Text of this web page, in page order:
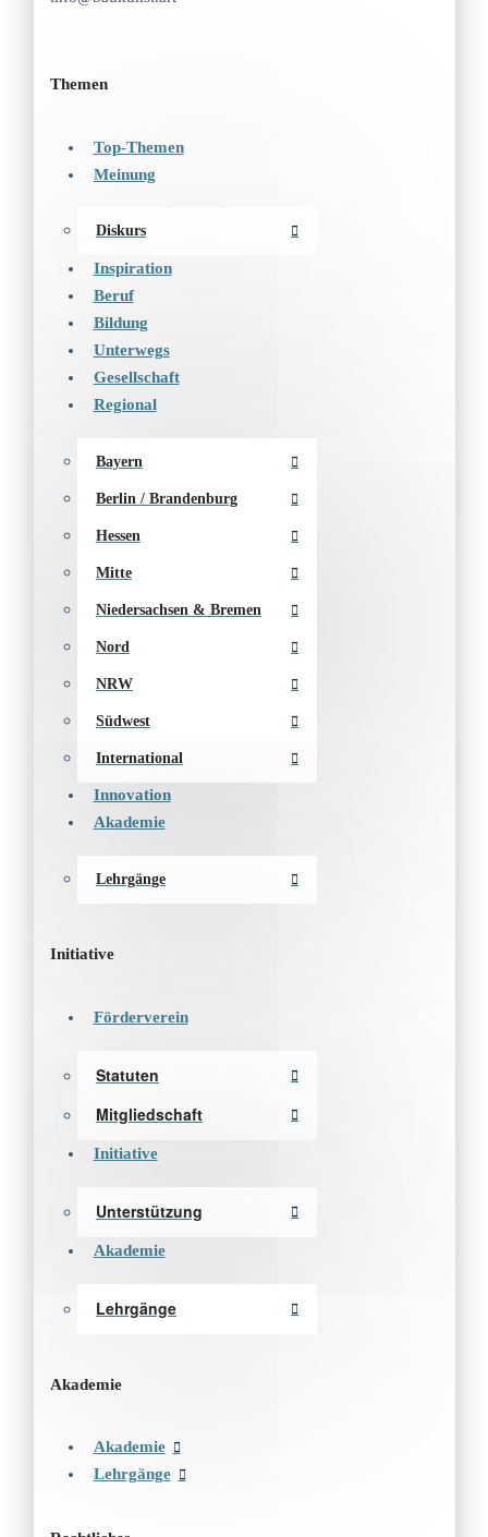
Themen
Top-Themen
Meinung
Diskurs
Inspiration
Beruf
Bildung
Unterwegs
Gesellschaft
Regional
Bayern
Berlin / Brandenburg
Hessen
Mitte
Niedersachsen & Bremen
Nord
NRW
Südwest
International
Innovation
Akademie
Lehrgänge
Initiative
Förderverein
Statuten
Mitgliedschaft
Initiative
Unterstützung
Akademie
Lehrgänge
Akademie
Akademie
Lehrgänge